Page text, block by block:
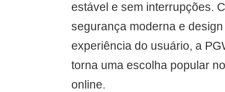
estável e sem interrupções.
segurança moderna e
experiência do usuário, a
torna uma escolha popular
online.